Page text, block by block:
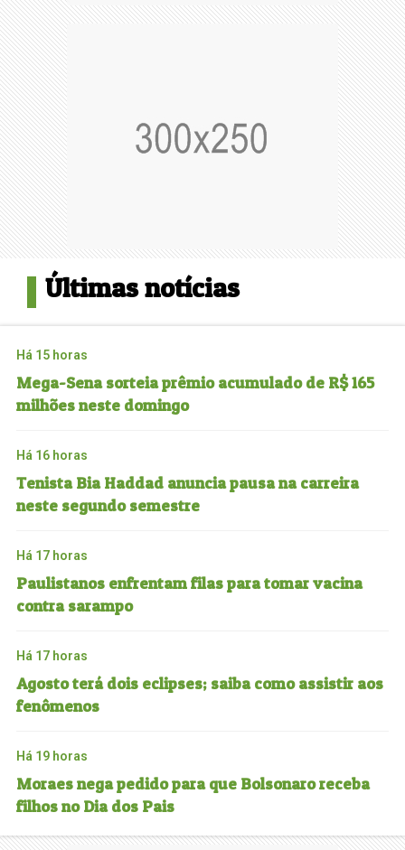
Últimas notícias
Há 15 horas
Mega-Sena sorteia prêmio acumulado de R$ 165
milhões neste domingo
Há 16 horas
Tenista Bia Haddad anuncia pausa na carreira
neste segundo semestre
Há 17 horas
Paulistanos enfrentam filas para tomar vacina
contra sarampo
Há 17 horas
Agosto terá dois eclipses; saiba como assistir aos
fenômenos
Há 19 horas
Moraes nega pedido para que Bolsonaro receba
filhos no Dia dos Pais